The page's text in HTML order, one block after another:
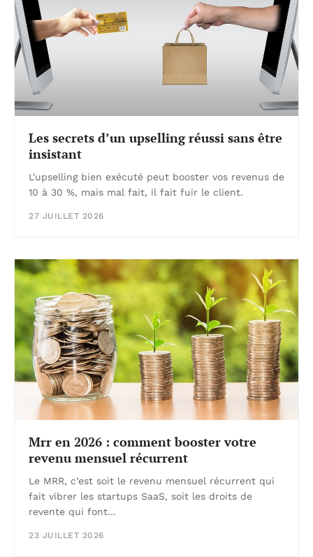
Les secrets d’un upselling réussi sans être
insistant
L'upselling bien exécuté peut booster vos revenus de
10 à 30 %, mais mal fait, il fait fuir le client.
27 JUILLET 2026
Mrr en 2026 : comment booster votre
revenu mensuel récurrent
Le MRR, c’est soit le revenu mensuel récurrent qui
fait vibrer les startups SaaS, soit les droits de
revente qui font…
23 JUILLET 2026